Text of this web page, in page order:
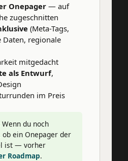
Onepager— auf
zugeschnitten
(Meta-Tags,
regionale
mitgedacht
als Entwurf,
im Preis
Wenn du noch
ein Onepager der
ist — vorher
Roadmap.